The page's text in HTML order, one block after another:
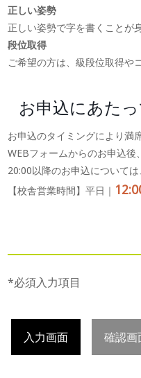
正しい姿勢
正しい姿勢で字を書くことが
段位取得
ご希望の方は、級段位取得や
お申込にあた
お申込のタイミングにより満
WEBフォームからのお申込後
20:00以降のお申込について
【校舎営業時間】平日｜
*必須入力項目
入力画面 確認画